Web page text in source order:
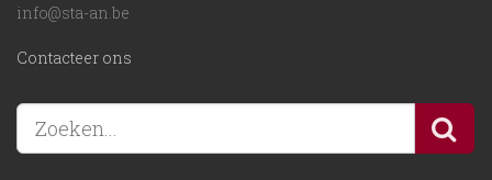
info@sta-an.be
Contacteer ons